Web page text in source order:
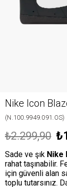
Nike Icon
(N.100.9949.091.OS)
₺2.299,90
Sade ve şık Nike
rahat taşınabilir.
için güvenli alan
toplu tutarsınız.